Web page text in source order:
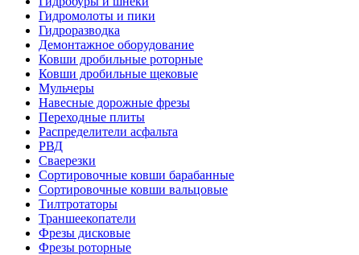
Гидромолоты и пики
Гидроразводка
Демонтажное оборудование
Ковши дробильные роторные
Ковши дробильные щековые
Мульчеры
Навесные дорожные фрезы
Переходные плиты
Распределители асфальта
РВД
Сваерезки
Сортировочные ковши барабанные
Сортировочные ковши вальцовые
Тилтротаторы
Траншеекопатели
Фрезы дисковые
Фрезы роторные